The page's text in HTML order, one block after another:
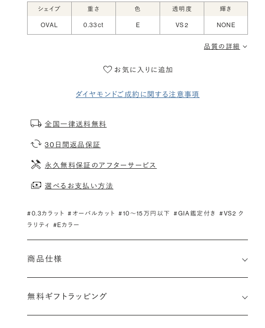
シェイプ 重さ 色 透明度 輝き
OVAL 0.33ct E VS2 NONE
品質の詳細
お気に入りに追加
ダイヤモンドご成約に関する注意事項
全国一律送料無料
30日間返品保証
永久無料保証のアフターサービス
選べるお支払い方法
#0.3カラット #オーバルカット #10〜15万円以下 #GIA鑑定付き
#VS2 ク
ラリティ #Eカラー
商品仕様
無料ギフトラッピング